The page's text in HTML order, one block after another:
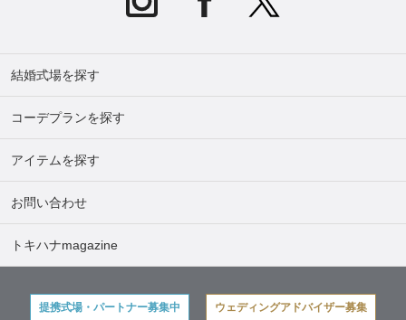
結婚式場を探す
コーデプランを探す
アイテムを探す
お問い合わせ
トキハナmagazine
提携式場・パートナー募集中 ウェディングアドバイザー募集